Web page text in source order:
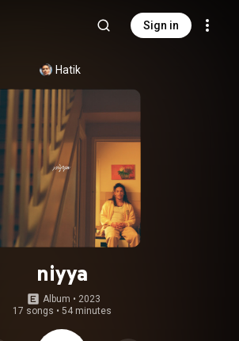
Sign in
Hatik
niyya
Album • 2023
17 songs • 54 minutes